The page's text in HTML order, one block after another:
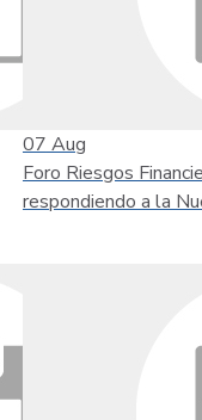
07 Aug
Foro Riesgos
respondiendo a la